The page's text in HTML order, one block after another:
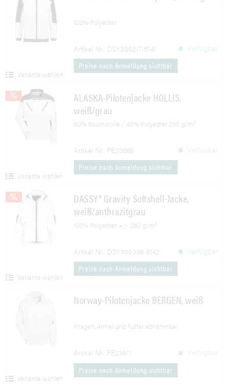
100% Polyester
Artikel Nr.: DSY300217-6141
Verfügbar
Preise nach Anmeldung sichtbar
Variante wählen
ALASKA-Pilotenjacke HOLLIS,
weiß/grau
60% Baumwolle / 40% Polyester, 265 g/m²
Artikel Nr.: FE23669
Verfügbar
Preise nach Anmeldung sichtbar
Variante wählen
DASSY® Gravity Softshell-Jacke,
weiß/anthrazitgrau
100% Polyester, +/- 280 g/m²
Artikel Nr.: DSY300396-5142
Verfügbar
Preise nach Anmeldung sichtbar
Variante wählen
Norway-Pilotenjacke BERGEN, weiß
Kragen, Ärmel und Futter abnehmbar
Artikel Nr.: FE23611
Verfügbar
Preise nach Anmeldung sichtbar
Variante wählen